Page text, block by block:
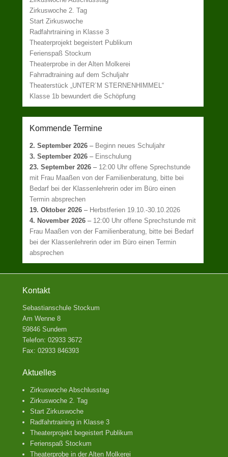
Zirkuswoche 2. Tag
Start Zirkuswoche
Radfahrtraining in Klasse 3
Theaterprojekt begeistert Publikum
Ferienspaß Stockum
Theaterprobe in der Alten Molkerei
Fahrradtraining auf dem Schuljahr
Theaterstück „UNTER`M STERNENHIMMEL“
Klasse 1b bewundert die Schöpfung
Kommende Termine
2. September 2026 – Beginn neues Schuljahr
3. September 2026 – Einschulung
23. September 2026 – 12:00 Uhr offene Sprechstunde
mit Frau Maaßen von der Familienberatung, bitte bei
Bedarf bei der Klassenlehrerin oder im Büro einen
Termin absprechen
19. Oktober 2026 – Herbstferien 19.10.-30.10.2026
4. November 2026 – 12:00 Uhr offene Sprechstunde mit
Frau Maaßen von der Familienberatung, bitte bei Bedarf
bei der Klassenlehrerin oder im Büro einen Termin
absprechen
Kontakt
Sebastianschule Stockum
Am Wenne 8
59846 Sundern
Telefon: 02933 3672
Fax: 02933 846393
Aktuelles
Zirkuswoche Abschlusstag
Zirkuswoche 2. Tag
Start Zirkuswoche
Radfahrtraining in Klasse 3
Theaterprojekt begeistert Publikum
Ferienspaß Stockum
Theaterprobe in der Alten Molkerei